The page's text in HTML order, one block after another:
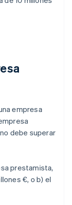
empresa
debe superar
prestamista,
€, o b) el